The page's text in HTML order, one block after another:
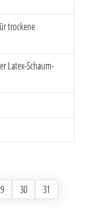
trockene
Latex-Schaum-
30
31